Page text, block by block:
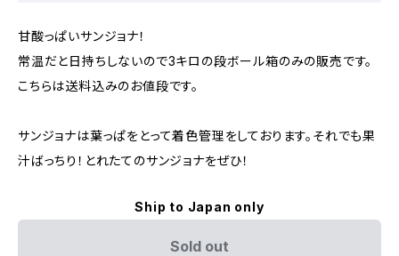
甘酸っぱいサンジョナ！
常温だと日持ちしないので3キロの段ボール箱のみの販売です。
こちらは送料込みのお値段です。
サンジョナは葉っぱをとって着色管理をしております。それでも果
汁ばっちり！とれたてのサンジョナをぜひ！
Ship to Japan only
Sold out